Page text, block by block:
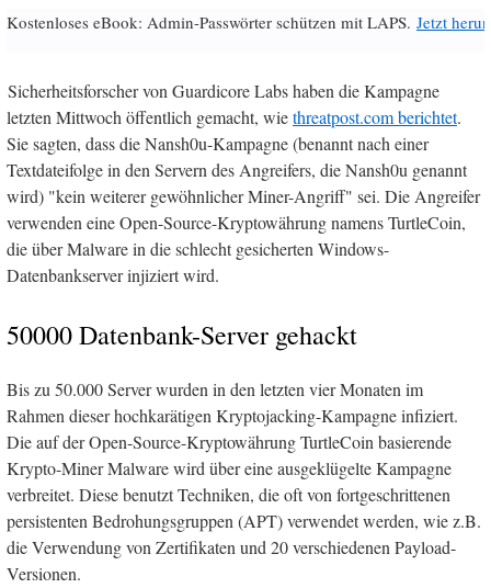
Kostenloses eBook: Admin-Passwörter schützen mit LAPS. Jetzt
Sicherheitsforscher von Guardicore Labs haben die Kampagne
letzten Mittwoch öffentlich gemacht, wiethreatpost.com berichtet.
Sie sagten, dass die Nansh0u-Kampagne (benannt nach einer
Textdateifolge in den Servern des Angreifers, die Nansh0u genannt
wird) "kein weiterer gewöhnlicher Miner-Angriff" sei. Die Angreifer
verwenden eine Open-Source-Kryptowährung namens TurtleCoin,
die über Malware in die schlecht gesicherten Windows-
Datenbankserver injiziert wird.
50000 Datenbank-Server gehackt
Bis zu 50.000 Server wurden in den letzten vier Monaten im
Rahmen dieser hochkarätigen Kryptojacking-Kampagne infiziert.
Die auf der Open-Source-Kryptowährung TurtleCoin basierende
Krypto-Miner Malware wird über eine ausgeklügelte Kampagne
verbreitet. Diese benutzt Techniken, die oft von fortgeschrittenen
persistenten Bedrohungsgruppen (APT) verwendet werden, wie z.B.
die Verwendung von Zertifikaten und 20 verschiedenen Payload-
Versionen.